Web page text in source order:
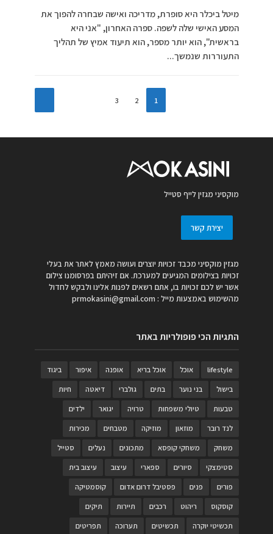
מיטל ביכלר היא סופרת, מדריכה ואישה שבחרה להפוך את
המסע האישי שלה לשפה. ספרה האחרון, "אני היא
בראשית", הוא יותר מספר, הוא תיעוד אמיץ של תהליך
התעוררות שנמשך...
1
2
3
מוקסיני מגזין לייף סטייל
יצירת קשר
מגזין מוקסיני מכבד זכויות יוצרים ועושה מאמץ לאתר את בעלי
זכויות בצילומים המגיעים למערכת. אם זיהיתם בפרסומנו צילום
אשר יש לכם זכויות בו, אתם רשאים לפנות אלינו ולבקש לחדול
מהשימוש באמצעות מייל : prmokasini@gmail.com
התגיות הכי פופולריות באתר
lifestyle אוכל אוכל בריא אופנה איפור
ביגוד
בישול
בני נוער בתים גולברי דיאטה
חיות
טבעות
טיולי משפחות טרויה יגואר
ילדים
לנד רובר
מוזאון מוזיקה מטבחים
מכירות
משחק
משחקי קופסא מתכונים נעלים
סטייל
סטימצקי
סיורים ספארי עיצוב
עיצוב בית
פורים
פנים פסטיבל דרום אדום
קוסמטיקה
קוסקוס
ריהוט רכבים תיירות
תיקים
תכשיטי יוקרה
תכשיטים תערוכה תפריטים